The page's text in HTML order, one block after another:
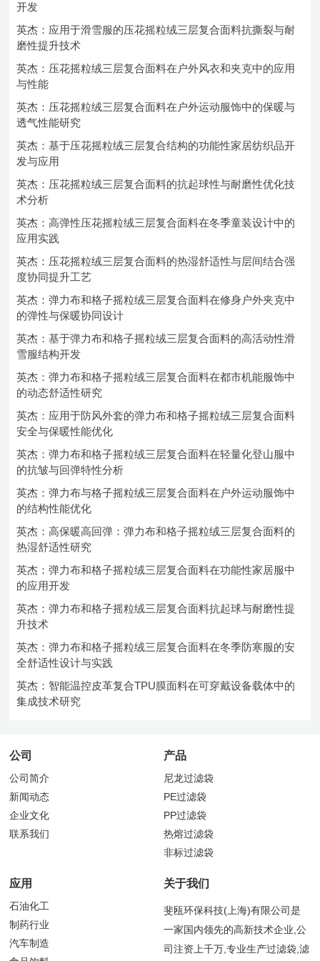
开发
英杰：应用于滑雪服的压花摇粒绒三层复合面料抗撕裂与耐
磨性提升技术
英杰：压花摇粒绒三层复合面料在户外风衣和夹克中的应用
与性能
英杰：压花摇粒绒三层复合面料在户外运动服饰中的保暖与
透气性能研究
英杰：基于压花摇粒绒三层复合结构的功能性家居纺织品开
发与应用
英杰：压花摇粒绒三层复合面料的抗起球性与耐磨性优化技
术分析
英杰：高弹性压花摇粒绒三层复合面料在冬季童装设计中的
应用实践
英杰：压花摇粒绒三层复合面料的热湿舒适性与层间结合强
度协同提升工艺
英杰：弹力布和格子摇粒绒三层复合面料在修身户外夹克中
的弹性与保暖协同设计
英杰：基于弹力布和格子摇粒绒三层复合面料的高活动性滑
雪服结构开发
英杰：弹力布和格子摇粒绒三层复合面料在都市机能服饰中
的动态舒适性研究
英杰：应用于防风外套的弹力布和格子摇粒绒三层复合面料
安全与保暖性能优化
英杰：弹力布和格子摇粒绒三层复合面料在轻量化登山服中
的抗皱与回弹特性分析
英杰：弹力布与格子摇粒绒三层复合面料在户外运动服饰中
的结构性能优化
英杰：高保暖高回弹：弹力布和格子摇粒绒三层复合面料的
热湿舒适性研究
英杰：弹力布和格子摇粒绒三层复合面料在功能性家居服中
的应用开发
英杰：弹力布和格子摇粒绒三层复合面料抗起球与耐磨性提
升技术
英杰：弹力布和格子摇粒绒三层复合面料在冬季防寒服的安
全舒适性设计与实践
英杰：智能温控皮革复合TPU膜面料在可穿戴设备载体中的
集成技术研究
公司
公司简介
新闻动态
企业文化
联系我们
产品
尼龙过滤袋
PE过滤袋
PP过滤袋
热熔过滤袋
非标过滤袋
应用
石油化工
制药行业
汽车制造
关于我们
斐瓯环保科技(上海)有限公司是
一家国内领先的高新技术企业,公
司注资上千万,专业生产过滤袋,滤